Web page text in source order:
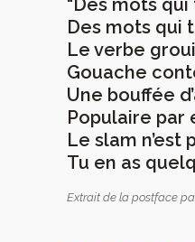
"Des mots
Des mots qui
Le verbe
Gouache
Une bouffée
Populaire par
Le slam n’est
Tu en as
Extrait de la postface